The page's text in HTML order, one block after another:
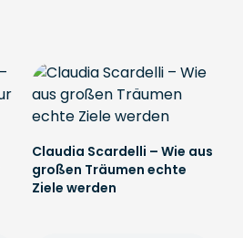
Claudia Scardelli – Wie aus
großen Träumen echte
Ziele werden